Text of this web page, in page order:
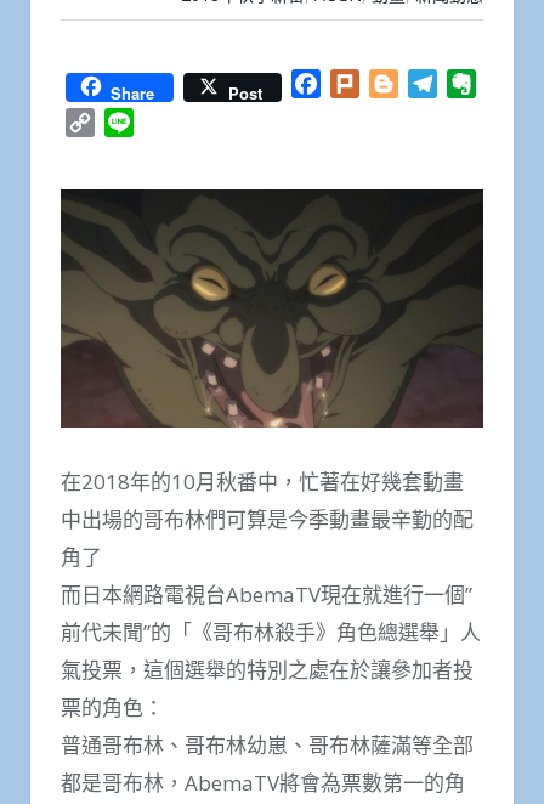
Share Post Facebook
Plurk BloggerTelegram
Copy
在2018年的10月秋番中，忙著在好幾套動畫
中出場的哥布林們可算是今季動畫最辛勤的配
角了
而日本網路電視台AbemaTV現在就進行一個”
前代未聞”的「《哥布林殺手》角色總選舉」人
氣投票，這個選舉的特別之處在於讓參加者投
票的角色：
普通哥布林、哥布林幼崽、哥布林薩滿等全部
都是哥布林，AbemaTV將會為票數第一的角